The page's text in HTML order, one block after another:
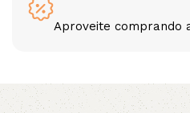
3L
Aproveite comprando